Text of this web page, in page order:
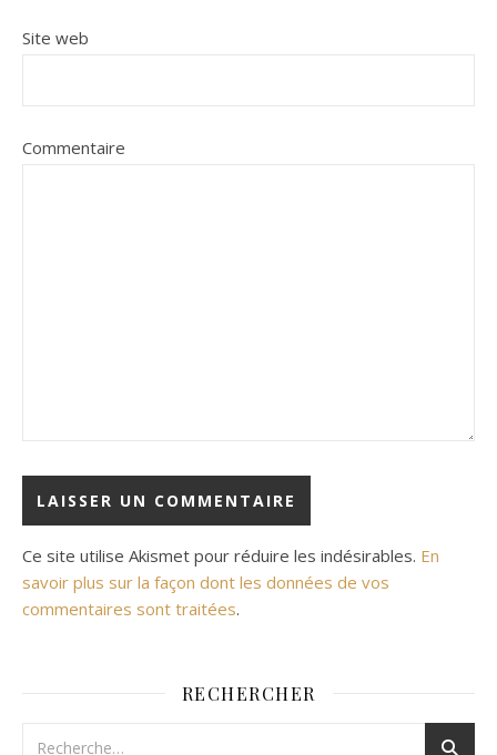
Site web
Commentaire
Ce site utilise Akismet pour réduire les indésirables. En
savoir plus sur la façon dont les données de vos
commentaires sont traitées.
RECHERCHER